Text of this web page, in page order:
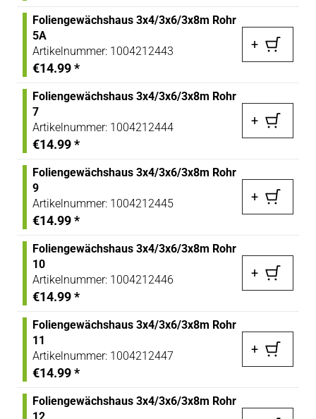
Foliengewächshaus 3x4/3x6/3x8m Rohr
5A
Artikelnummer: 1004212443
€14.99*
+
Foliengewächshaus 3x4/3x6/3x8m Rohr
7
Artikelnummer: 1004212444
€14.99*
+
Foliengewächshaus 3x4/3x6/3x8m Rohr
9
Artikelnummer: 1004212445
€14.99*
+
Foliengewächshaus 3x4/3x6/3x8m Rohr
10
Artikelnummer: 1004212446
€14.99*
+
Foliengewächshaus 3x4/3x6/3x8m Rohr
11
Artikelnummer: 1004212447
€14.99*
+
Foliengewächshaus 3x4/3x6/3x8m Rohr
12